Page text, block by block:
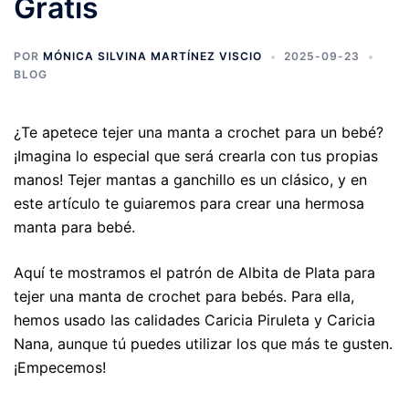
Gratis
POR MÓNICA SILVINA MARTÍNEZ VISCIO
2025-09-23
BLOG
¿Te apetece tejer una manta a crochet para un bebé?
¡Imagina lo especial que será crearla con tus propias
manos! Tejer mantas a ganchillo es un clásico, y en
este artículo te guiaremos para crear una hermosa
manta para bebé.
Aquí te mostramos el patrón de Albita de Plata para
tejer una manta de crochet para bebés. Para ella,
hemos usado las calidades Caricia Piruleta y Caricia
Nana, aunque tú puedes utilizar los que más te gusten.
¡Empecemos!